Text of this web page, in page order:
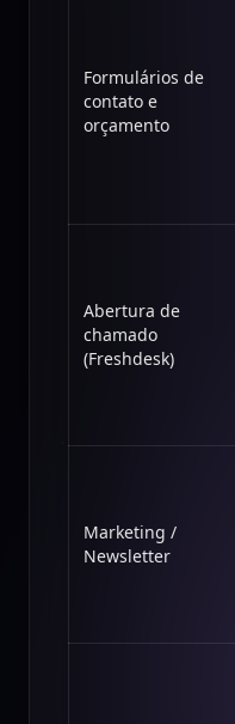
Formulários de
contato e
orçamento
Abertura de
chamado
(Freshdesk)
Marketing /
Newsletter